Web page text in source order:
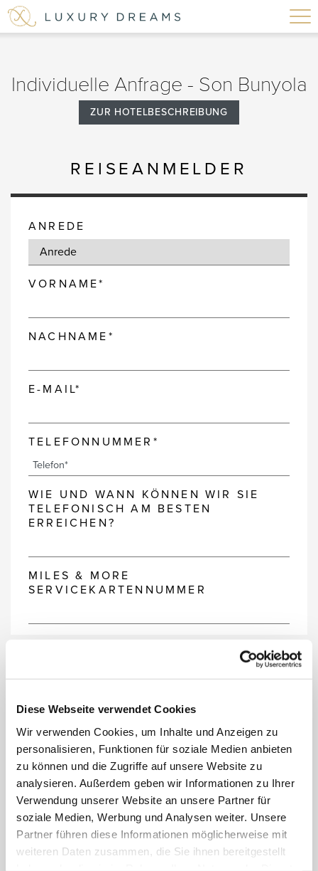
Diese Webseite verwendet Cookies
Wir verwenden Cookies, um Inhalte und Anzeigen zu
personalisieren, Funktionen für soziale Medien anbieten
zu können und die Zugriffe auf unsere Website zu
analysieren. Außerdem geben wir Informationen zu Ihrer
Verwendung unserer Website an unsere Partner für
soziale Medien, Werbung und Analysen weiter. Unsere
Partner führen diese Informationen möglicherweise mit
weiteren Daten zusammen, die Sie ihnen bereitgestellt
Individuelle Anfrage - Son Bunyola
ZUR HOTELBESCHREIBUNG
REISEANMELDER
ANREDE
VORNAME*
NACHNAME*
E-MAIL*
TELEFONNUMMER*
WIE UND WANN KÖNNEN WIR SIE
TELEFONISCH AM BESTEN
ERREICHEN?
MILES & MORE
SERVICEKARTENNUMMER
REISEDATEN
REISEZEITRAUM
ANZAHL ERWACHSENE
ANZAHL KINDER